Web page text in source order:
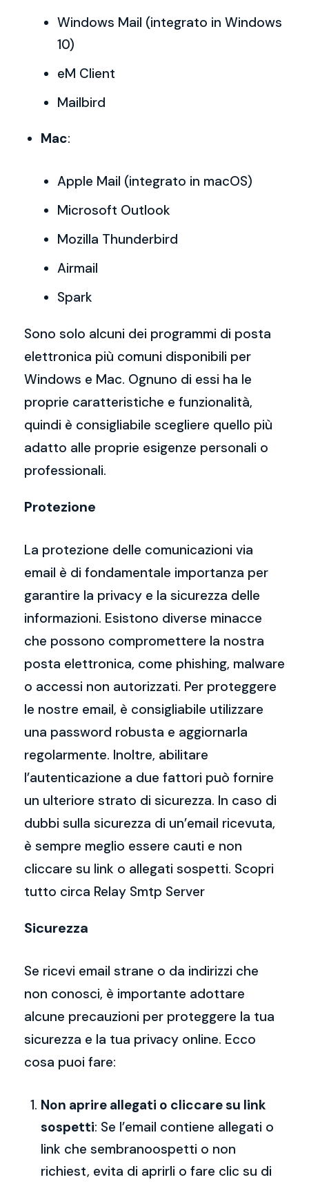
Windows Mail (integrato in Windows
10)
eM Client
Mailbird
Mac:
Apple Mail (integrato in macOS)
Microsoft Outlook
Mozilla Thunderbird
Airmail
Spark
Sono solo alcuni dei programmi di posta
elettronica più comuni disponibili per
Windows e Mac. Ognuno di essi ha le
proprie caratteristiche e funzionalità,
quindi è consigliabile scegliere quello più
adatto alle proprie esigenze personali o
professionali.
Protezione
La protezione delle comunicazioni via
email è di fondamentale importanza per
garantire la privacy e la sicurezza delle
informazioni. Esistono diverse minacce
che possono compromettere la nostra
posta elettronica, come phishing, malware
o accessi non autorizzati. Per proteggere
le nostre email, è consigliabile utilizzare
una password robusta e aggiornarla
regolarmente. Inoltre, abilitare
l’autenticazione a due fattori può fornire
un ulteriore strato di sicurezza. In caso di
dubbi sulla sicurezza di un’email ricevuta,
è sempre meglio essere cauti e non
cliccare su link o allegati sospetti. Scopri
tutto circa Relay Smtp Server
Sicurezza
Se ricevi email strane o da indirizzi che
non conosci, è importante adottare
alcune precauzioni per proteggere la tua
sicurezza e la tua privacy online. Ecco
cosa puoi fare:
Non aprire allegati o cliccare su link
sospetti: Se l’email contiene allegati o
link che sembranoospetti o non
richiest, evita di aprirli o fare clic su di